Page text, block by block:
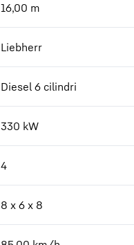
16,00 m
Liebherr
Diesel 6 cilindri
330 kW
4
8 x 6 x 8